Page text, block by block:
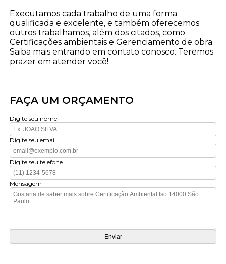
Executamos cada trabalho de uma forma
qualificada e excelente, e também oferecemos
outros trabalhamos, além dos citados, como
Certificações ambientais e Gerenciamento de obra.
Saiba mais entrando em contato conosco. Teremos
prazer em atender você!
FAÇA UM ORÇAMENTO
Digite seu nome
Digite seu email
Digite seu telefone
Mensagem